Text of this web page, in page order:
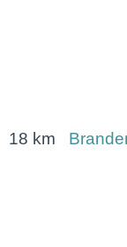
18 km